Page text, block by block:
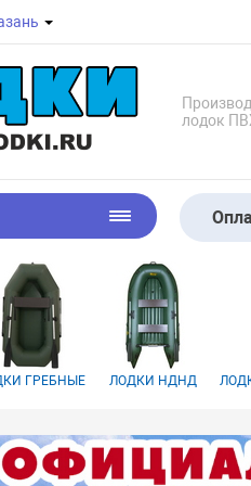
лодок
ГРЕБНЫЕ ЛОДКИ НДНД